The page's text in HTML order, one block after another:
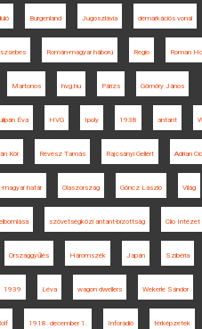
Burgenland Jugoszlávia demarkációs vonal
Román-magyar háború Regio Roman
Martonos hvg.hu Párizs Gömöry János
Éva HVG Ipoly 1938 antant
Kör Révész Tamás Rajcsányi Gellért Adrian
magyar határ Olaszország Göncz László Világ
szövetségközi antant-bizottság Clio Intézet
Országgyűlés Háromszék Japán Szibéria
1939 Léva wagon dwellers Wekerle Sándor
1918. december 1. Inforádió térképzetek